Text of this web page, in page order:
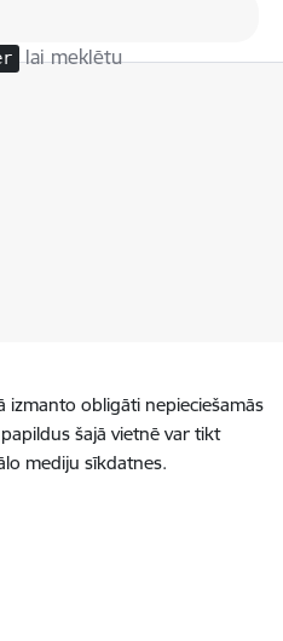
lai meklētu
izmanto obligāti nepieciešamās
šajā vietnē var tikt
mediju sīkdatnes.